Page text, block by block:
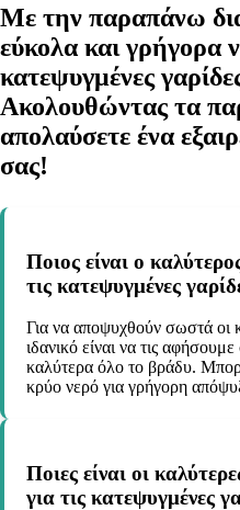
Με την παραπάνω
εύκολα και γρήγορα
κατεψυγμένες
Ακολουθώντας τα
απολαύσετε ένα
σας!
Ποιος είναι ο
τις κατεψυγμένες
Για να αποψυχθούν σωστά οι
ιδανικό είναι να τις
καλύτερα όλο το βράδυ.
κρύο νερό για γρήγορη
Ποιες είναι οι
για τις κατεψυγμένες